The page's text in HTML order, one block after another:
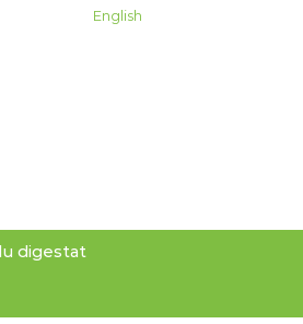
English
digestat